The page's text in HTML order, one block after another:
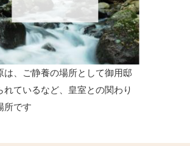
は、ご静養の場所として御用邸
れているなど、皇室との関わり
所です